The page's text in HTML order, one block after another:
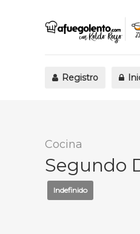
Registro
Cocina
Segundo
Indefinido